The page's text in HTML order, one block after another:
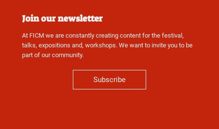
Join our newsletter
At FICM we are constantly creating content for the festival,
talks, expositions and, workshops. We want to invite you to be
part of our community.
Subscribe